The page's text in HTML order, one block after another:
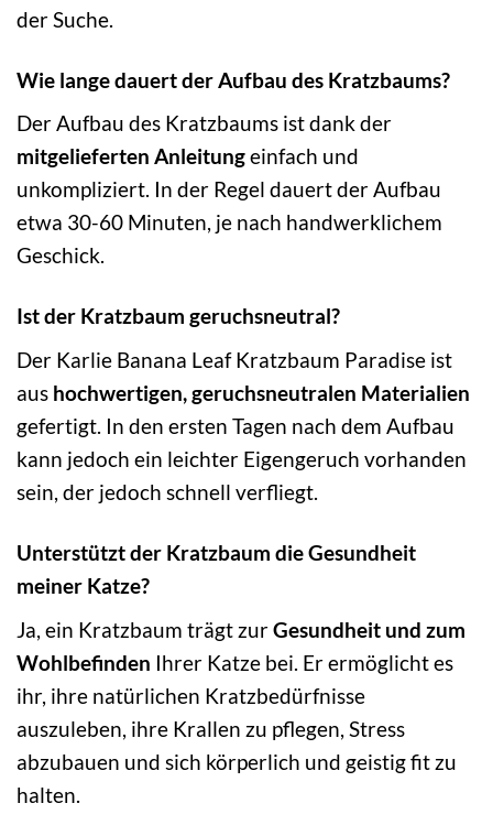
der Suche.
Wie lange dauert der Aufbau des Kratzbaums?
Der Aufbau des Kratzbaums ist dank der
mitgelieferten Anleitungeinfach und
unkompliziert. In der Regel dauert der Aufbau
etwa 30-60 Minuten, je nach handwerklichem
Geschick.
Ist der Kratzbaum geruchsneutral?
Der Karlie Banana Leaf Kratzbaum Paradise ist
aus hochwertigen, geruchsneutralen Materialien
gefertigt. In den ersten Tagen nach dem Aufbau
kann jedoch ein leichter Eigengeruch vorhanden
sein, der jedoch schnell verfliegt.
Unterstützt der Kratzbaum die Gesundheit
meiner Katze?
Ja, ein Kratzbaum trägt zurGesundheit und zum
Wohlbefinden Ihrer Katze bei. Er ermöglicht es
ihr, ihre natürlichen Kratzbedürfnisse
auszuleben, ihre Krallen zu pflegen, Stress
abzubauen und sich körperlich und geistig fit zu
halten.